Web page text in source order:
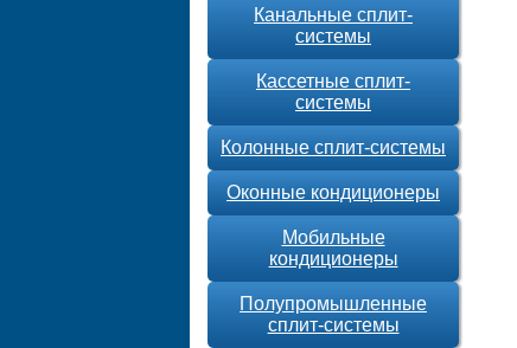
Канальные сплит-
системы
Кассетные сплит-
системы
Колонные сплит-системы
Оконные кондиционеры
Мобильные
кондиционеры
Полупромышленные
сплит-системы